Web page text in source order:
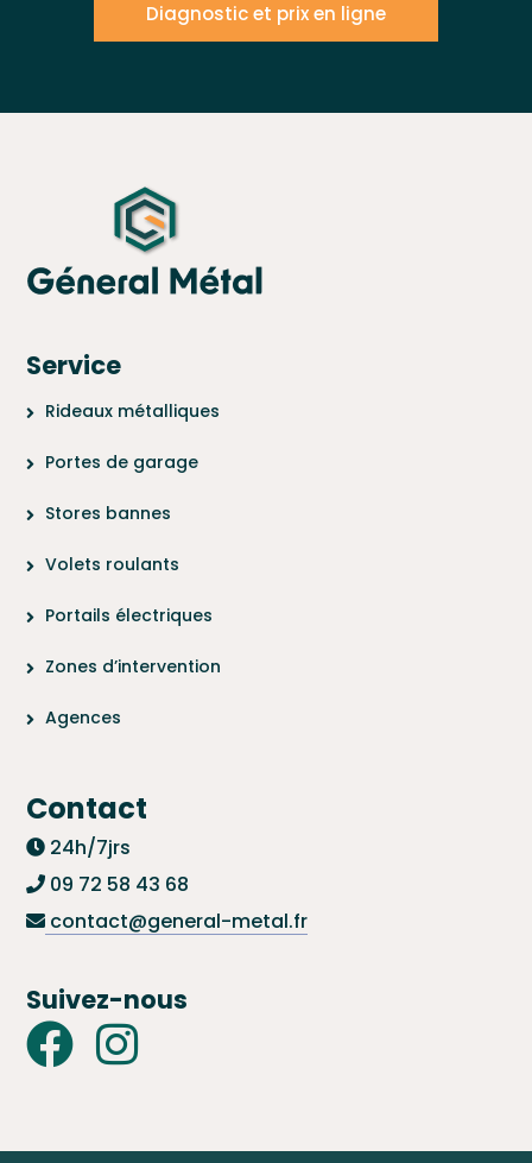
Diagnostic et prix en ligne
Service
Rideaux métalliques
Portes de garage
Stores bannes
Volets roulants
Portails électriques
Zones d’intervention
Agences
Contact
24h/7jrs
09 72 58 43 68
contact@general-metal.fr
Suivez-nous